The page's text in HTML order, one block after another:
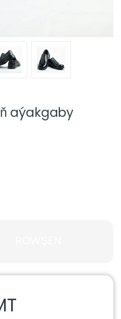
aýakgaby